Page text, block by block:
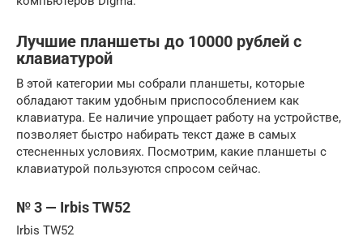
Лучшие планшеты до 10000 рублей с
клавиатурой
В этой категории мы собрали планшеты, которые
обладают таким удобным приспособлением как
клавиатура. Ее наличие упрощает работу на устройстве,
позволяет быстро набирать текст даже в самых
стесненных условиях. Посмотрим, какие планшеты с
клавиатурой пользуются спросом сейчас.
№ 3 — Irbis TW52
Irbis TW52